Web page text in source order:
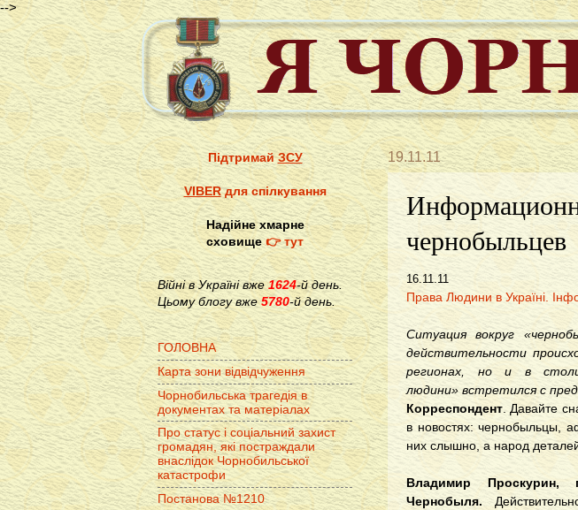
-->
19.11.11
чернобыльцев
16.11.11
Права Людини в Україні.
Ситуация вокруг
действительности
регионах, но и в
людини» встретился с
Корреспондент. Давайте
в новостях: чернобыльцы,
них слышно, а народ
Владимир Проскурин,
Чернобыля.
ПідтримайЗСУ
VIBERдля спілкування
Надійне хмарне
сховище👉 тут
Війні в Україні вже1624-й день.
Цьому блогу вже 5780-й день.
ГОЛОВНА
Карта зони відвідчуження
Чорнобильська трагедія в
документах та матеріалах
Про статус і соціальний захист
громадян, які постраждали
внаслідок Чорнобильської
катастрофи
Постанова №1210